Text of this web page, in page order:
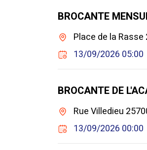
BROCANTE
Place de la
13/09/2026 05:00
BROCANTE DE
Rue Villedieu
13/09/2026 00:00